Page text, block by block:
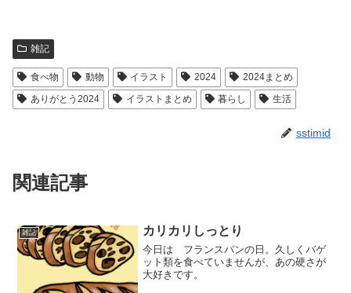
雑記
食べ物 動物 イラスト 2024
2024まとめ
ありがとう2024
イラストまとめ 暮らし 生活
sstimid
関連記事
雑記 カリカリしっとり
今日は フランスパンの日。久しくバゲ
ット類を食べていませんが、あの硬さが
大好きです。